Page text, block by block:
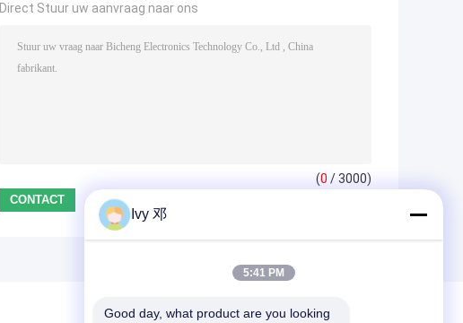
Direct Stuur uw aanvraag naar ons
(0 / 3000)
Ivy 邓
5:41 PM
Good day, what product are you looking